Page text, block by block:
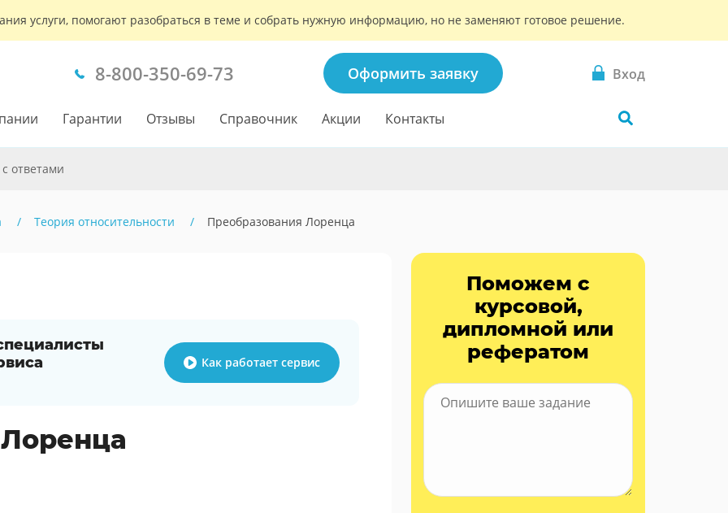
услуги, помогают разобраться в теме и собрать нужную информацию, но не заменяют готовое решение.
8-800-350-69-73 Оформить заявку Вход
Гарантии Отзывы Справочник Акции Контакты
ответами
Теория относительности Преобразования Лоренца
Как работает сервис
Поможем с
курсовой,
дипломной или
рефератом